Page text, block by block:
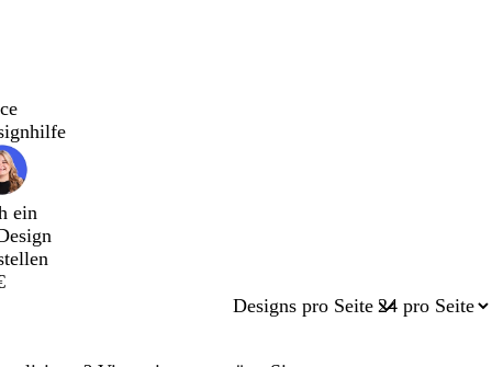
ein
Designs pro Seite